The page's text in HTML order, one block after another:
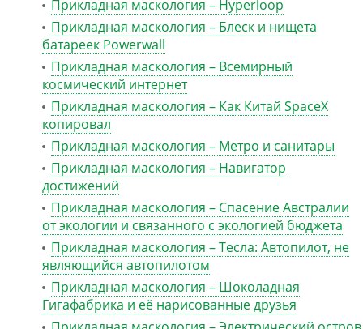
Прикладная маскология – Hyperloop
Прикладная маскология – Блеск и нищета
батареек Powerwall
Прикладная маскология – Всемирный
космический интернет
Прикладная маскология – Как Китай SpaceX
копировал
Прикладная маскология – Метро и санитары
Прикладная маскология – Навигатор
достижений
Прикладная маскология – Спасение Австралии
от экологии и связанного с экологией бюджета
Прикладная маскология – Тесла: Автопилот, не
являющийся автопилотом
Прикладная маскология – Шоколадная
Гигафабрика и её нарисованные друзья